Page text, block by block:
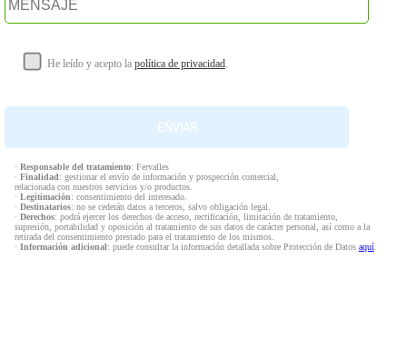
He leído y acepto la política de privacidad.
· Responsable del tratamiento: Fervalles
· Finalidad: gestionar el envío de información y prospección comercial,
relacionada con nuestros servicios y/o productos.
· Legitimación: consentimiento del interesado.
· Destinatarios: no se cederán datos a terceros, salvo obligación legal.
· Derechos: podrá ejercer los derechos de acceso, rectificación, limitación de tratamiento,
supresión, portabilidad y oposición al tratamiento de sus datos de carácter personal, así como a la
retirada del consentimiento prestado para el tratamiento de los mismos.
· Información adicional: puede consultar la información detallada sobre Protección de Datos aquí.